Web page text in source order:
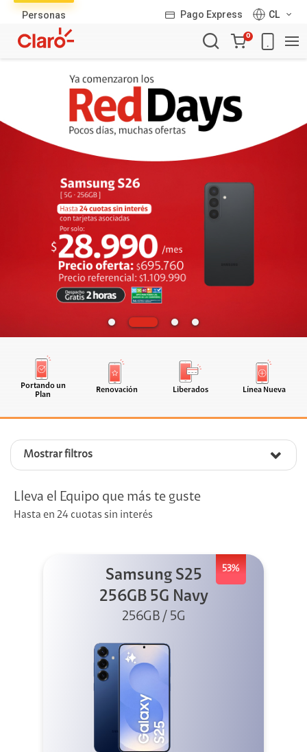
Personas Pago Express
CL
Carro
de
0
Portando un
Plan
Renovación Liberados Línea Nueva
Mostrar filtros
productos
Lleva el Equipo que más te guste
Hasta en 24 cuotas sin interés
53%
Samsung S25
256GB 5G Navy
256GB / 5G